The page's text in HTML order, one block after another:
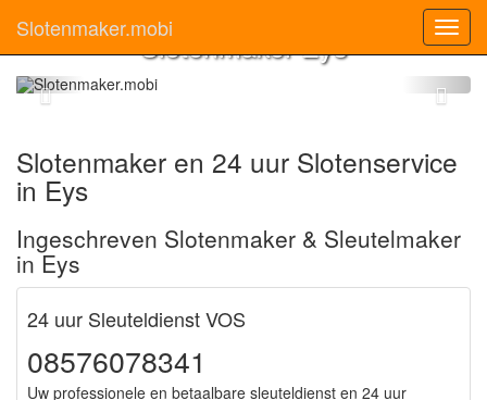
Slotenmaker.mobiSlotenmaker Eys
Slotenmaker en 24 uur Slotenservice
in Eys
Ingeschreven Slotenmaker & Sleutelmaker
in Eys
24 uur Sleuteldienst VOS
08576078341
Uw professionele en betaalbare sleuteldienst en 24 uur